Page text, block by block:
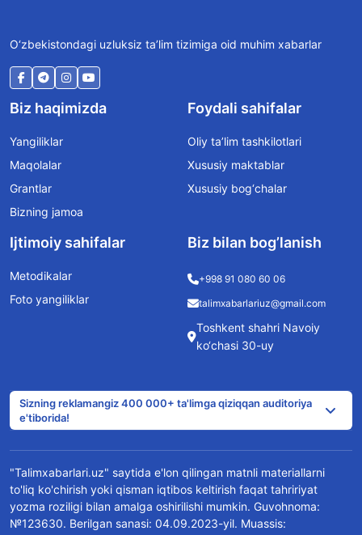
O‘zbekistondagi uzluksiz ta’lim tizimiga oid muhim xabarlar
Biz haqimizda
Yangiliklar
Maqolalar
Grantlar
Bizning jamoa
Foydali sahifalar
Oliy ta’lim tashkilotlari
Xususiy maktablar
Xususiy bog‘chalar
Ijtimoiy sahifalar
Metodikalar
Foto yangiliklar
Biz bilan bog’lanish
+998 91 080 60 06
talimxabarlariuz@gmail.com
Toshkent shahri Navoiy
ko‘chasi 30-uy
Sizning reklamangiz 400 000+ ta'limga qiziqqan auditoriya
e'tiborida!
"Talimxabarlari.uz" saytida e'lon qilingan matnli materiallarni
to'liq ko'chirish yoki qisman iqtibos keltirish faqat tahririyat
yozma roziligi bilan amalga oshirilishi mumkin. Guvohnoma:
№123630. Berilgan sanasi: 04.09.2023-yil. Muassis: